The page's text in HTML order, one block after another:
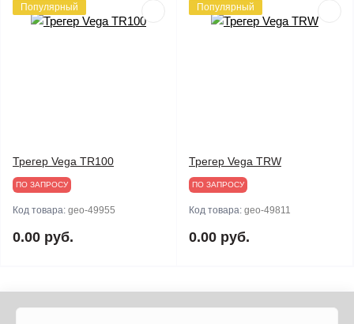
Популярный
Трегер Vega TR100
ПО ЗАПРОСУ
Код товара: geo-49955
0.00 руб.
Популярный
Трегер Vega TRW
ПО ЗАПРОСУ
Код товара: geo-49811
0.00 руб.